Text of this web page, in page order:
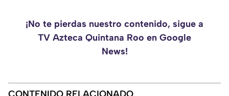
¡No te pierdas nuestro contenido, sigue a
TV Azteca Quintana Roo en Google
News!